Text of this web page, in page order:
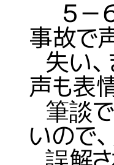
５－６
事故で
失い、
声も表
筆談
いので
誤解さ